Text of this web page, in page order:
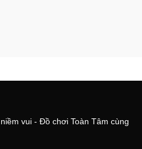
vui - Đồ chơi Toàn Tâm cùng